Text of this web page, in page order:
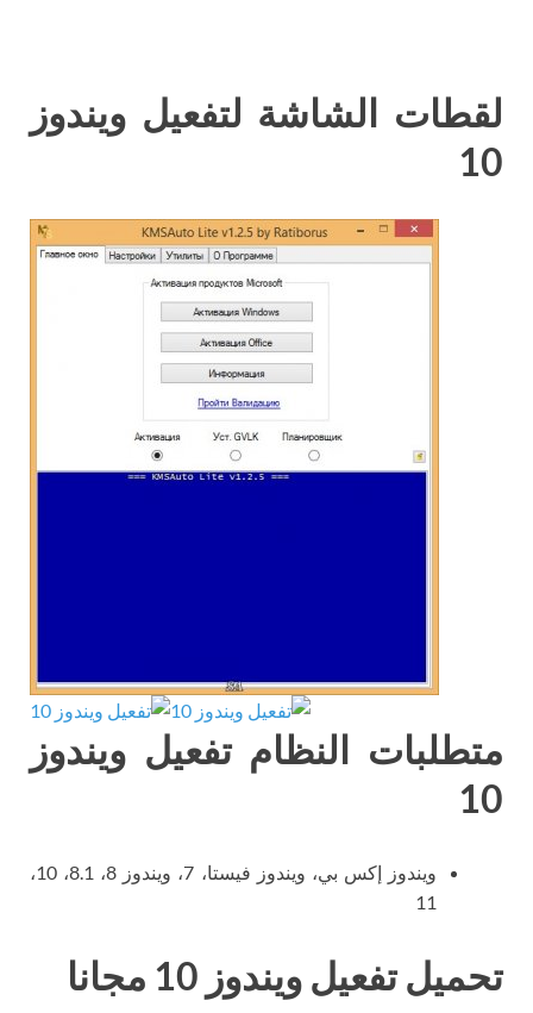
لقطات الشاشة لتفعيل ويندوز
10
متطلبات النظام تفعيل ويندوز
10
ويندوز إكس بي، ويندوز فيستا، 7، ويندوز 8، 8.1، 10،
11
تحميل تفعيل ويندوز 10 مجانا